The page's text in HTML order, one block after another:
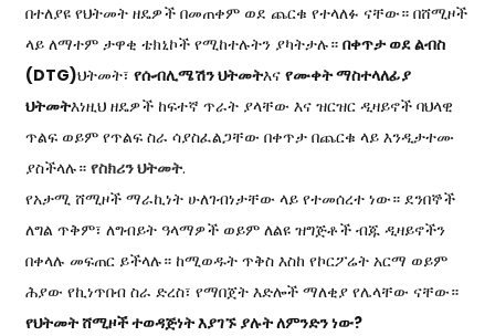
በተለያዩ የህትመት ዘዴዎች በመጠቀም ወደ ጨርቁ የተላለፉ ናቸው። በሸሚዞች
ላይ ለማተም ታዋቂ ቴክኒኮች የሚከተሉትን ያካትታሉ። በቀጥታ ወደ ልብስ
(DTG)ህትመት፣ የሱብሊሜሽን ህትመትእና የሙቀት ማስተላለፊያ
ህትመትእነዚህ ዘዴዎች ከፍተኛ ጥራት ያላቸው እና ዝርዝር ዲዛይኖች ባህላዊ
ጥልፍ ወይም የጥልፍ ስራ ሳያስፈልጋቸው በቀጥታ በጨርቁ ላይ እንዲታተሙ
ያስችላሉ። የስክሪን ህትመት.
የአታሚ ሸሚዞች ማራኪነት ሁለገብነታቸው ላይ የተመሰረተ ነው። ደንበኞች
ለግል ጥቅም፣ ለግብይት ዓላማዎች ወይም ለልዩ ዝግጅቶች ብጁ ዲዛይኖችን
በቀላሉ መፍጠር ይችላሉ። ከሚወዱት ጥቅስ እስከ የኮርፖሬት አርማ ወይም
ሕያው የኪነጥበብ ስራ ድረስ፣ የማበጀት እድሎች ማለቂያ የሌላቸው ናቸው።
የህትመት ሸሚዞች ተወዳጅነት እያገኙ ያሉት ለምንድን ነው?